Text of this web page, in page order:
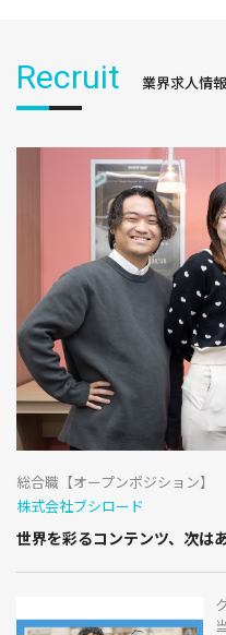
Recruit 業界求人情報
総合職【オープンポジション】
株式会社ブシロード
世界を彩るコンテンツ、次は